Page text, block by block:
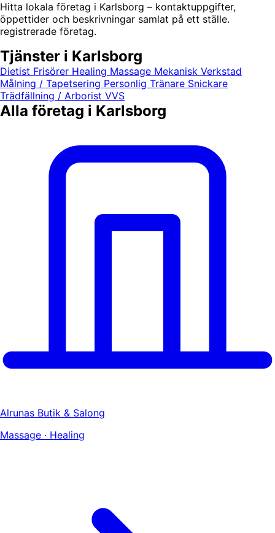
Hitta lokala företag i Karlsborg – kontaktuppgifter,
öppettider och beskrivningar samlat på ett ställe.
registrerade företag.
Tjänster i Karlsborg
Dietist Frisörer Healing Massage Mekanisk Verkstad
Målning / Tapetsering Personlig Tränare Snickare
Trädfällning / Arborist VVS
Alla företag i Karlsborg
Alrunas Butik & Salong
Massage · Healing